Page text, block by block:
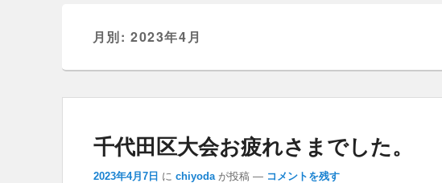
月別: 2023年4月
千代田区大会お疲れさまでした。
2023年4月7日 に chiyoda が投稿 — コメントを残す